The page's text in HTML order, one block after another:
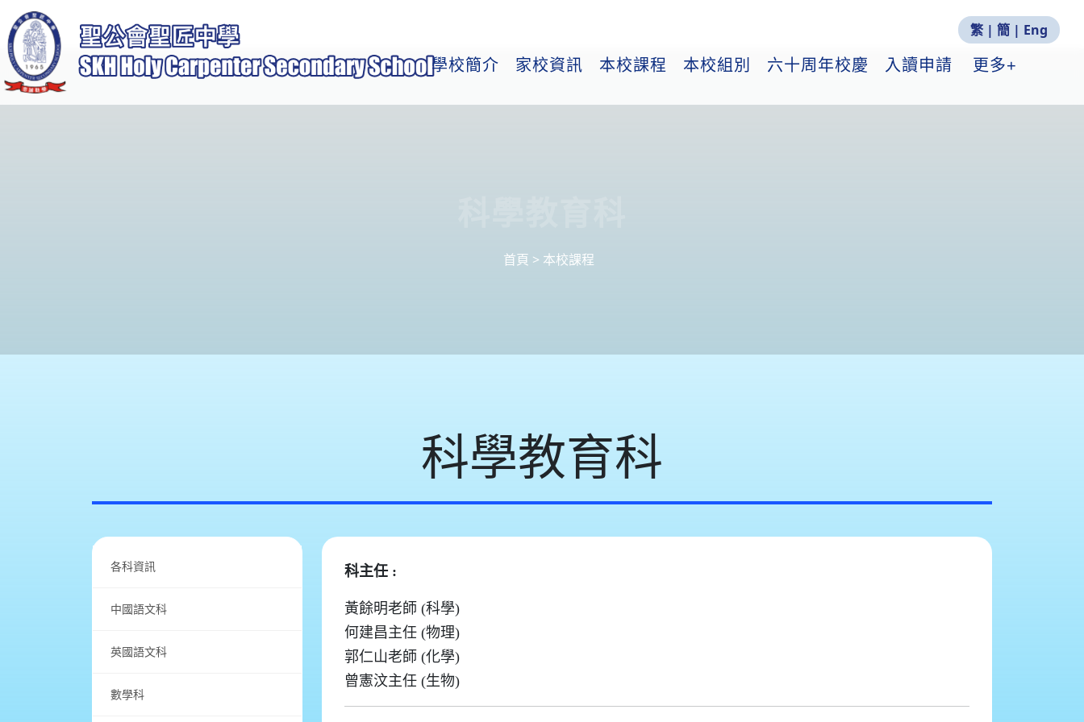
繁 | 簡 | Eng
學校簡介
家校資訊 本校課程 本校組別 六十周年校慶 入讀申請 更多+
首頁 > 本校課程
科學教育科
各科資訊
中國語文科
英國語文科
數學科
科主任 :
黃餘明老師 (科學)
何建昌主任 (物理)
郭仁山老師 (化學)
曾憲汶主任 (生物)